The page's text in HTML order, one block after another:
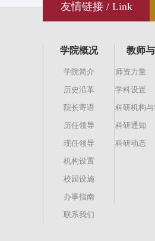
友情链接 / Link
学院概况
学院简介
历史沿革
院长寄语
历任领导
现任领导
机构设置
校园设施
办事指南
联系我们
教师
师资力量
学科设置
科研机构
科研通知
科研动态